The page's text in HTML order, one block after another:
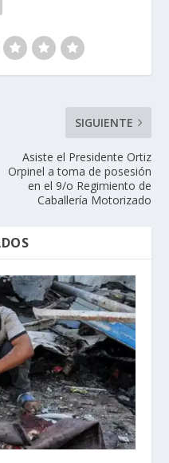
SIGUIENTE
Asiste el Presidente Ortiz
Orpinel a toma de posesión
en el 9/o Regimiento de
Caballería Motorizado